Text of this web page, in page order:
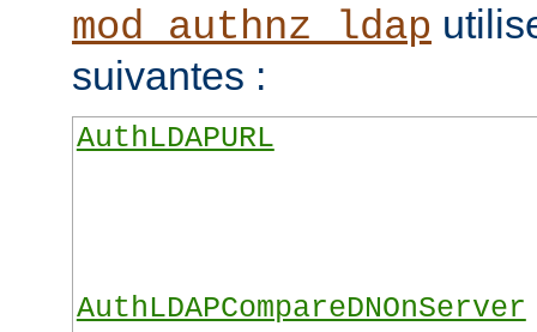
mod_authnz_ldap
suivantes :
AuthLDAPURL
AuthLDAPCompareDNOnServer